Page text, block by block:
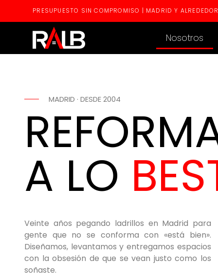
PRESUPUESTO SIN COMPROMISO | MADRID Y
Nosotros
MADRID · DESDE 2004
A LO
Veinte años pegando ladrillos en Madrid para
gente que no se conforma con «está bien».
Diseñamos, levantamos y entregamos espacios
con la obsesión de que se vean justo como los
soñaste.